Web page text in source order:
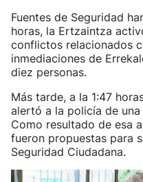
Fuentes de Seguridad
horas, la Ertzaintza
conflictos relacionados
inmediaciones de
diez personas.
Más tarde, a la 1:47
alertó a la policía de
Como resultado de esa
fueron propuestas para
Seguridad Ciudadana.